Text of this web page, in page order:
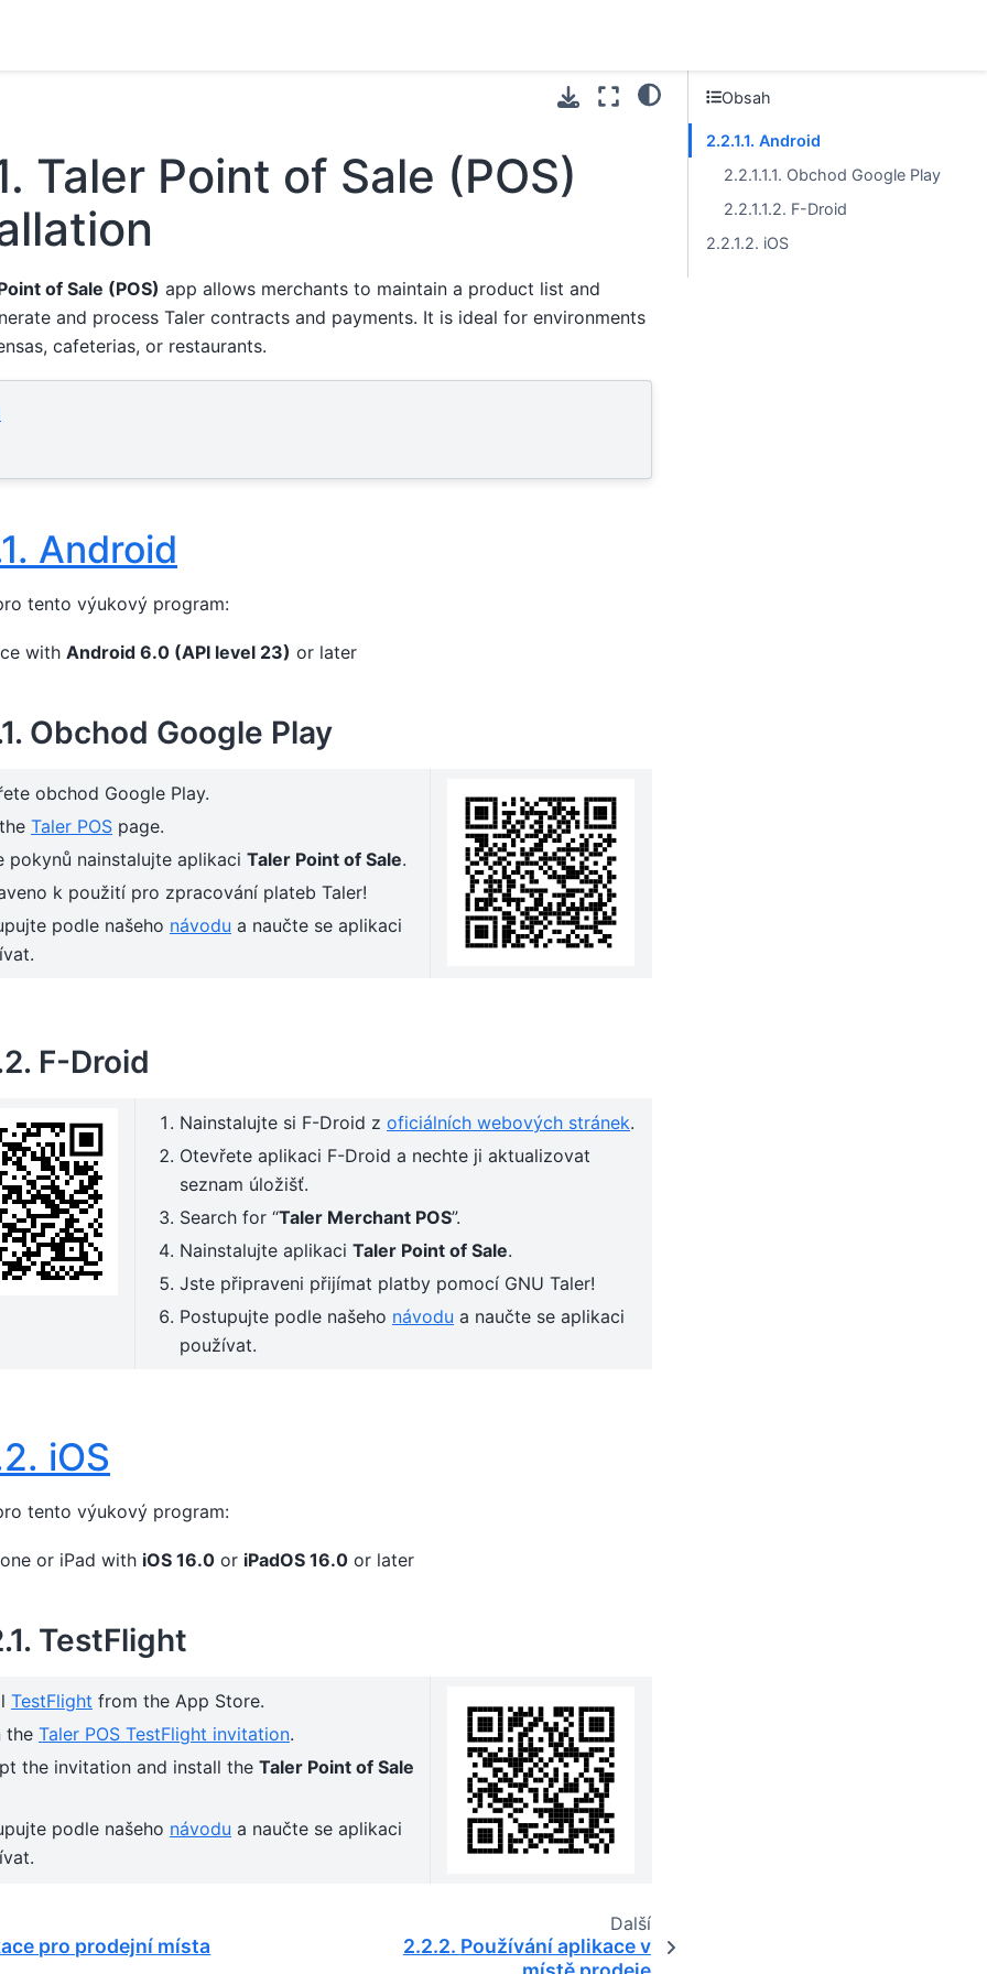
Taler Point of Sale (POS)
of Sale (POS) app allows merchants to maintain a product list and
and process Taler contracts and payments. It is ideal for environments
cafeterias, or restaurants.
Android
tento výukový program:
with Android 6.0 (API level 23) or later
Obchod Google Play
obchod Google Play.
Taler POS page.
pokynů nainstalujte aplikaci Taler Point of Sale.
k použití pro zpracování plateb Taler!
podle našeho návodu a naučte se aplikaci
F-Droid
Nainstalujte si F-Droid z oficiálních webových stránek.
Otevřete aplikaci F-Droid a nechte ji aktualizovat
seznam úložišť.
Search for “Taler Merchant POS”.
Nainstalujte aplikaci Taler Point of Sale.
Jste připraveni přijímat platby pomocí GNU Taler!
Postupujte podle našeho návodu a naučte se aplikaci
používat.
iOS
tento výukový program:
or iPad with iOS 16.0 or iPadOS 16.0 or later
TestFlight
TestFlight from the App Store.
the Taler POS TestFlight invitation.
the invitation and install the Taler Point of Sale
podle našeho návodu a naučte se aplikaci
pro prodejní místa
Další
2.2.2. Používání aplikace v
Obsah
2.2.1.1. Android
2.2.1.1.1. Obchod Google Play
2.2.1.1.2. F-Droid
2.2.1.2. iOS